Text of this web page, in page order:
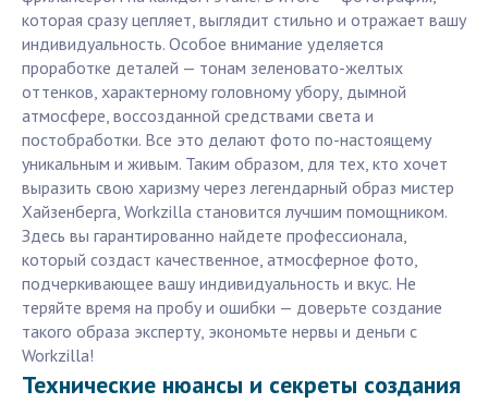
которая сразу цепляет, выглядит стильно и отражает вашу
индивидуальность. Особое внимание уделяется
проработке деталей — тонам зеленовато-желтых
оттенков, характерному головному убору, дымной
атмосфере, воссозданной средствами света и
постобработки. Все это делают фото по-настоящему
уникальным и живым. Таким образом, для тех, кто хочет
выразить свою харизму через легендарный образ мистер
Хайзенберга, Workzilla становится лучшим помощником.
Здесь вы гарантированно найдете профессионала,
который создаст качественное, атмосферное фото,
подчеркивающее вашу индивидуальность и вкус. Не
теряйте время на пробу и ошибки — доверьте создание
такого образа эксперту, экономьте нервы и деньги с
Workzilla!
Технические нюансы и секреты создания